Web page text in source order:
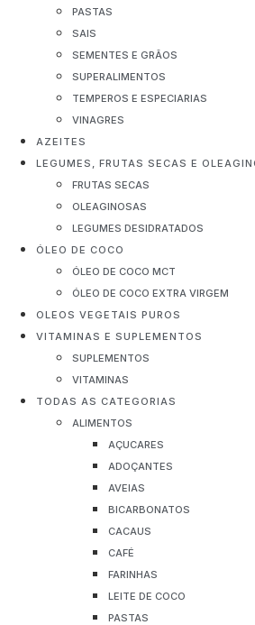
PASTAS
SAIS
SEMENTES E GRÃOS
SUPERALIMENTOS
TEMPEROS E ESPECIARIAS
VINAGRES
AZEITES
LEGUMES, FRUTAS SECAS E
FRUTAS SECAS
OLEAGINOSAS
LEGUMES DESIDRATADOS
ÓLEO DE COCO
ÓLEO DE COCO MCT
ÓLEO DE COCO EXTRA VIRGEM
OLEOS VEGETAIS PUROS
VITAMINAS E SUPLEMENTOS
SUPLEMENTOS
VITAMINAS
TODAS AS CATEGORIAS
ALIMENTOS
AÇUCARES
ADOÇANTES
AVEIAS
BICARBONATOS
CACAUS
CAFÉ
FARINHAS
LEITE DE COCO
PASTAS